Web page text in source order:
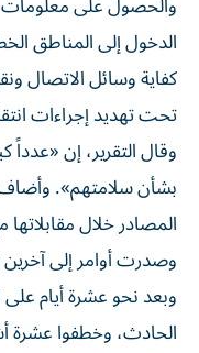
الدخول إلى المناطق
كفاية وسائل الاتصال
تحت تهديد إجراءات
وقال التقرير، إن
بشأن سلامتهم».
المصادر خلال
وصدرت أوامر إلى
وبعد نحو عشرة أيام
الحادث، وخطفوا عشرة